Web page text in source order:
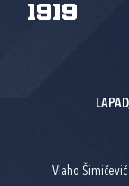
1919
Vlaho Šimičević